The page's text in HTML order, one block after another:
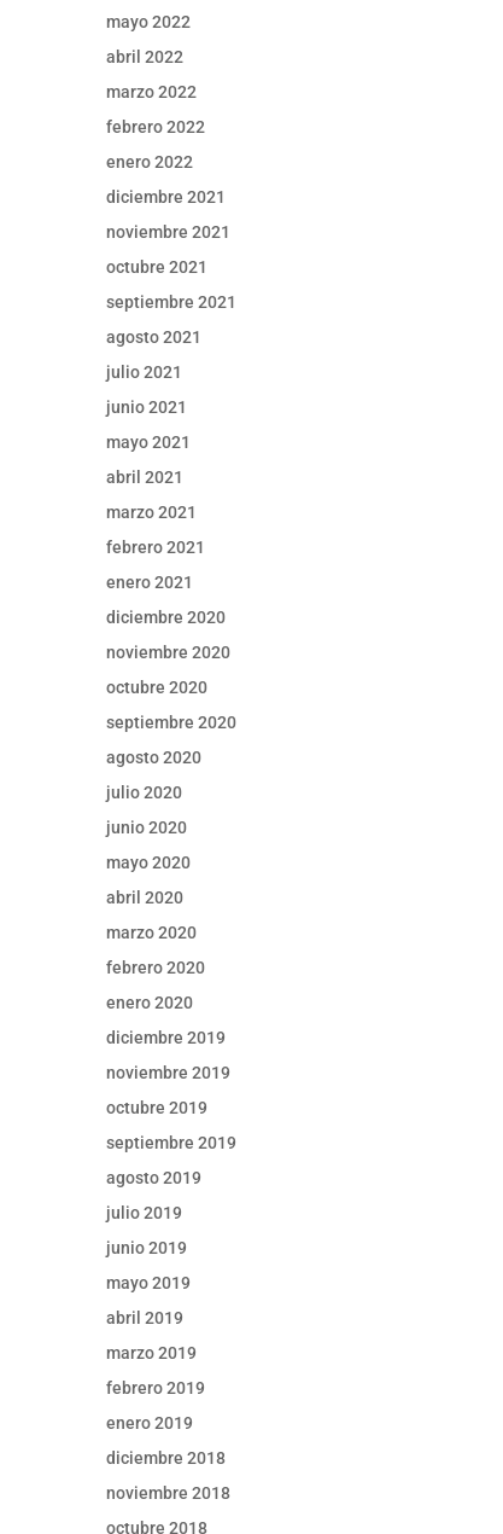
mayo 2022
abril 2022
marzo 2022
febrero 2022
enero 2022
diciembre 2021
noviembre 2021
octubre 2021
septiembre 2021
agosto 2021
julio 2021
junio 2021
mayo 2021
abril 2021
marzo 2021
febrero 2021
enero 2021
diciembre 2020
noviembre 2020
octubre 2020
septiembre 2020
agosto 2020
julio 2020
junio 2020
mayo 2020
abril 2020
marzo 2020
febrero 2020
enero 2020
diciembre 2019
noviembre 2019
octubre 2019
septiembre 2019
agosto 2019
julio 2019
junio 2019
mayo 2019
abril 2019
marzo 2019
febrero 2019
enero 2019
diciembre 2018
noviembre 2018
octubre 2018